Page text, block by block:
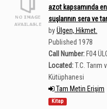
azot kapsamında
suşlarının sera ve
byÜlgen, Hikmet.
Published 1978
Call Number: F04
Located:T.C. Tarım
Kütüphanesi
Tam Metin Erişim
Kitap